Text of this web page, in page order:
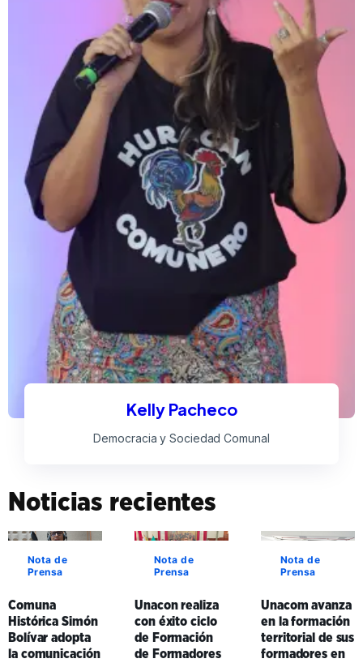
Kelly Pacheco
Democracia y Sociedad Comunal
Noticias recientes
Nota de
Prensa
Comuna
Histórica Simón
Bolívar adopta
la comunicación
Nota de
Prensa
Unacon realiza
con éxito ciclo
de Formación
de Formadores
Nota de
Prensa
Unacom avanza
en la formación
territorial de sus
formadores en